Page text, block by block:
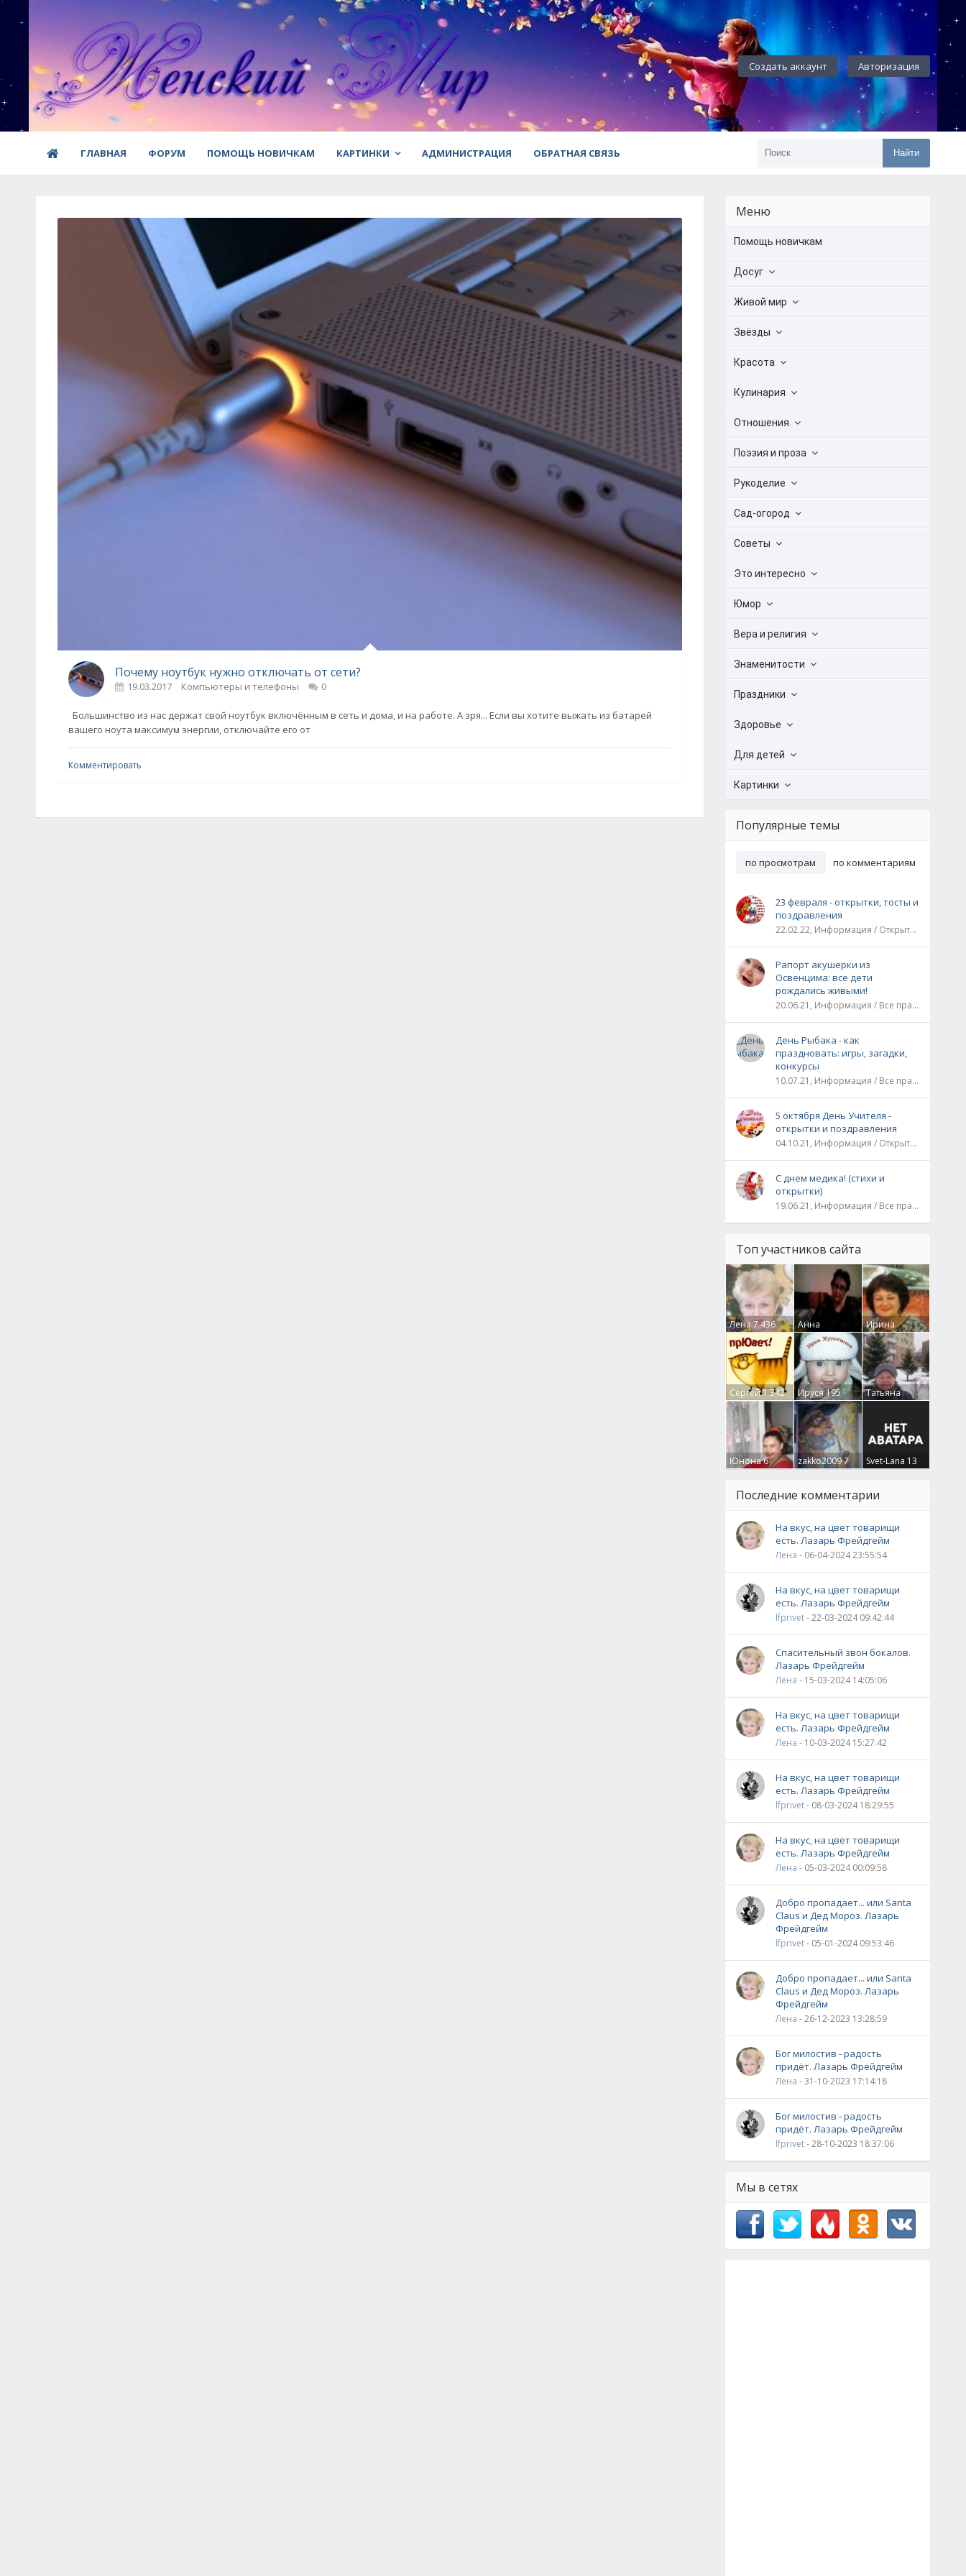
Создать аккаунт Авторизация
ГЛАВНАЯ ФОРУМ ПОМОЩЬ НОВИЧКАМ КАРТИНКИ АДМИНИСТРАЦИЯ ОБРАТНАЯ СВЯЗЬ Найти
Почему ноутбук нужно отключать от сети?
19.03.2017 Компьютеры и телефоны 0
Большинство из нас держат свой ноутбук включённым в сеть и дома, и на работе. А зря... Если вы хотите выжать из батарей
вашего ноута максимум энергии, отключайте его от
Комментировать
Меню
Помощь новичкам
Досуг
Живой мир
Звёзды
Красота
Кулинария
Отношения
Поэзия и проза
Рукоделие
Сад-огород
Советы
Это интересно
Юмор
Вера и религия
Знаменитости
Праздники
Здоровье
Для детей
Картинки
Популярные темы
по просмотрам по комментариям
23 февраля - открытки, тосты и
поздравления
22.02.22, Информация / Открытки / Все праздники
Рапорт акушерки из
Освенцима: все дети
рождались живыми!
20.06.21, Информация / Все праздники / Рассказы и истории
День Рыбака - как
праздновать: игры, загадки,
конкурсы
10.07.21, Информация / Все праздники
5 октября День Учителя -
открытки и поздравления
04.10.21, Информация / Открытки / Все праздники
С днем медика! (стихи и
открытки)
19.06.21, Информация / Все праздники
Топ участников сайта
Лена7 436
Анна
Гумлевая0
Ирина
Бруцкая41
Сергей1 342 Ируся195
Татьяна
Крючкова0
Юнона6 zakko20097 Svet-Lana 13
Последние комментарии
На вкус, на цвет товарищи
есть. Лазарь Фрейдгейм
Лена - 06-04-2024 23:55:54
На вкус, на цвет товарищи
есть. Лазарь Фрейдгейм
lfprivet- 22-03-2024 09:42:44
Спасительный звон бокалов.
Лазарь Фрейдгейм
Лена - 15-03-2024 14:05:06
На вкус, на цвет товарищи
есть. Лазарь Фрейдгейм
Лена - 10-03-2024 15:27:42
На вкус, на цвет товарищи
есть. Лазарь Фрейдгейм
lfprivet- 08-03-2024 18:29:55
На вкус, на цвет товарищи
есть. Лазарь Фрейдгейм
Лена - 05-03-2024 00:09:58
Добро пропадает... или Santa
Claus и Дед Мороз. Лазарь
Фрейдгейм
lfprivet- 05-01-2024 09:53:46
Добро пропадает... или Santa
Claus и Дед Мороз. Лазарь
Фрейдгейм
Лена - 26-12-2023 13:28:59
Бог милостив - радость
придёт. Лазарь Фрейдгейм
Лена - 31-10-2023 17:14:18
Бог милостив - радость
придёт. Лазарь Фрейдгейм
lfprivet- 28-10-2023 18:37:06
Мы в сетях